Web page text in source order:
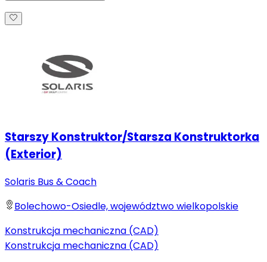
Starszy Konstruktor/Starsza Konstruktorka
(Exterior)
Solaris Bus & Coach
Bolechowo-Osiedle, województwo wielkopolskie
Konstrukcja mechaniczna (CAD)
Konstrukcja mechaniczna (CAD)